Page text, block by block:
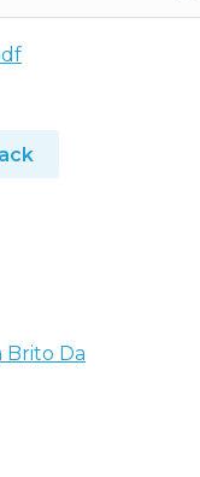
Brito Da